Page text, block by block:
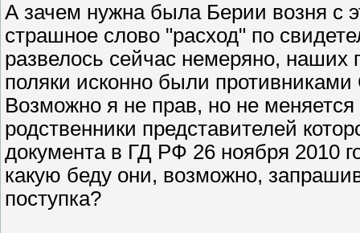
А зачем нужна была Берии возня с
страшное слово "расход" по
развелось сейчас немеряно, наших
поляки исконно были
Возможно я не прав, но не
родственники представителей
документа в ГД РФ 26 ноября 2010
какую беду они, возможно,
поступка?